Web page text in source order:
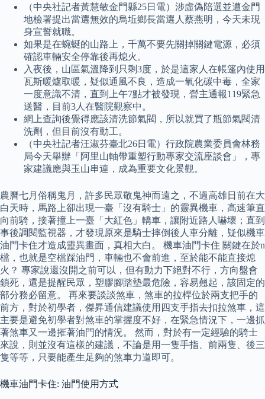
（中央社記者黃慧敏金門縣25日電）涉虛偽陪選並遭金門
地檢署提出當選無效的烏坵鄉長當選人蔡燕明，今天未現
身宣誓就職。
如果是在蜿蜒的山路上，千萬不要先關掉關鍵電源，必須
確認車輛安全停靠後再熄火。
入夜後，山區氣溫降到只剩3度，於是這家人在帳篷內使用
瓦斯暖爐取暖，疑似通風不良，造成一氧化碳中毒，全家
一度意識不清，直到上午7點才被發現，營主通報119緊急
送醫，目前3人在醫院觀察中。
網上查詢後覺得應該清洗節氣閥，所以就買了瓶節氣閥清
洗劑，但目前沒有動工。
（中央社記者汪淑芬臺北26日電）行政院農業委員會林務
局今天舉辦「阿里山軸帶重塑行動專家交流座談會」，專
家建議應與玉山串連，成為重要文化景觀。
農曆七月俗稱鬼月，許多民眾敬鬼神而遠之，不過高雄日前在大
白天時，馬路上卻出現一臺「沒有騎士」的靈異機車，高速筆直
向前騎，接著撞上一臺「大紅色」轎車，讓附近路人嚇壞；直到
事後調閱監視器，才發現原來是騎士摔倒後人車分離，疑似機車
油門卡住才造成靈異畫面，真相大白。 機車油門卡住 關鍵在於n
檔，也就是空檔踩油門，車輛也不會前進，至於能不能直接熄
火？ 專家說還沒開之前可以，但有動力下絕對不行，方向盤會
鎖死，還是提醒民眾，塑膠腳踏墊最危險，容易翹起，該固定的
部分務必留意。 再來要談談煞車，煞車的拉桿位於兩支把手的
前方，對於初學者，傑昇通信建議使用四支手指去扣拉煞車，這
主要是避免初學者對煞車的掌握度不好，在緊急情況下，一邊抓
著煞車又一邊摧著油門的情況。 然而，對於有一定經驗的騎士
來說，則並沒有這樣的建議，不論是用一隻手指、前兩隻、後三
隻等等，只要能產生足夠的煞車力道即可。
機車油門卡住: 油門使用方式